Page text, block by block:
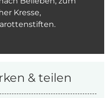
Kresse,
& teilen